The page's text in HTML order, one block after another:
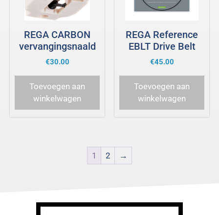
REGA CARBON
vervangingsnaald
€30.00
Toevoegen aan
winkelwagen
REGA Reference
EBLT Drive Belt
€45.00
Toevoegen aan
winkelwagen
1 2 →